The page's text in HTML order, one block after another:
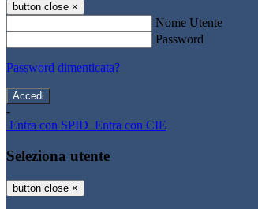
button close ×
Nome Utente
Password
Password dimenticata?
-
Entra con SPID Entra con CIE
Seleziona utente
button close ×